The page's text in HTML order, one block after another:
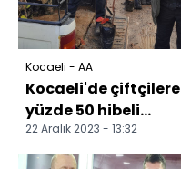
Kocaeli - AA
Kocaeli'de çiftçilere
yüzde 50 hibeli
meyve fidanı
dağıtılıyor
22 Aralık 2023 - 13:32